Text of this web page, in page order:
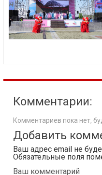
Комментарии:
Комментариев пока нет,
Добавить
Ваш адрес email не
Обязательные поля
Ваш комментарий